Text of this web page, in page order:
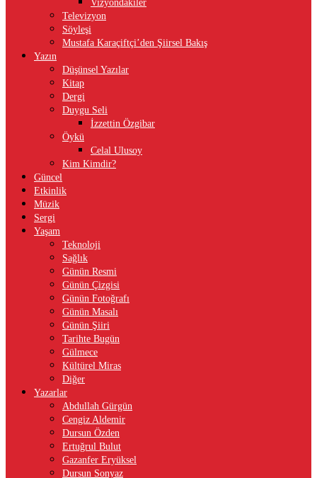
Vizyondakiler
Televizyon
Söyleşi
Mustafa Karaçiftçi’den Şiirsel Bakış
Yazın
Düşünsel Yazılar
Kitap
Dergi
Duygu Seli
İzzettin Özgibar
Öykü
Celal Ulusoy
Kim Kimdir?
Güncel
Etkinlik
Müzik
Sergi
Yaşam
Teknoloji
Sağlık
Günün Resmi
Günün Çizgisi
Günün Fotoğrafı
Günün Masalı
Günün Şiiri
Tarihte Bugün
Gülmece
Kültürel Miras
Diğer
Yazarlar
Abdullah Gürgün
Cengiz Aldemir
Dursun Özden
Ertuğrul Bulut
Gazanfer Eryüksel
Dursun Sonyaz